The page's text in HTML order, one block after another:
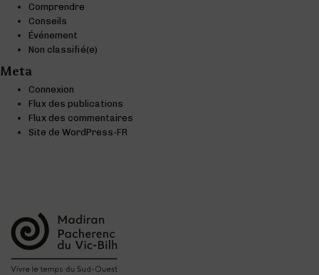
Comprendre
Conseils
Événement
Non classifié(e)
Meta
Connexion
Flux des publications
Flux des commentaires
Site de WordPress-FR